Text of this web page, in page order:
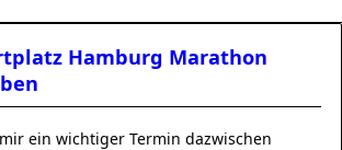
Hamburg Marathon
ein wichtiger Termin dazwischen